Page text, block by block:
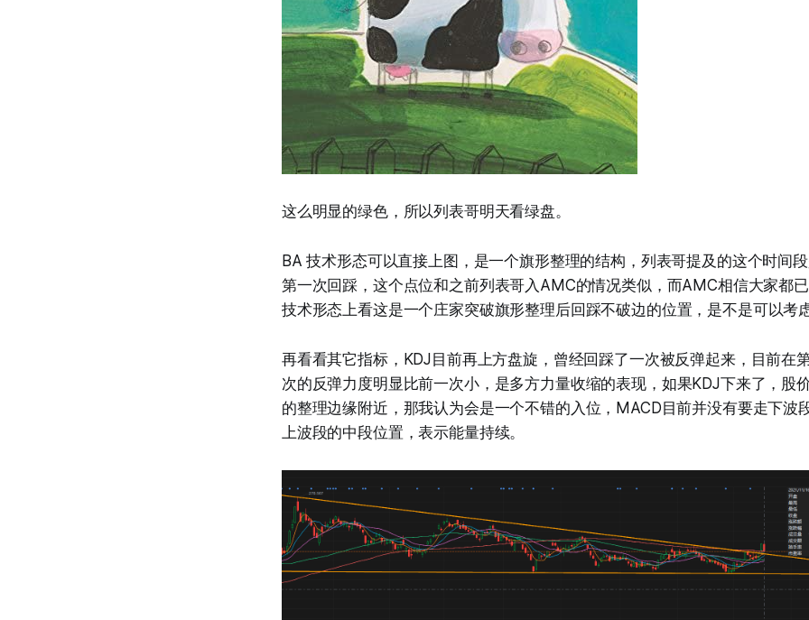
这么明显的绿色，所以列表哥明天看绿盘。
BA 技术形态可以直接上图，是一个旗形整理的结构，列表哥提及的这个时间
第一次回踩，这个点位和之前列表哥入AMC的情况类似，而AMC相信大家都
技术形态上看这是一个庄家突破旗形整理后回踩不破边的位置，是不是可以考
再看看其它指标，KDJ目前再上方盘旋，曾经回踩了一次被反弹起来，目前在
次的反弹力度明显比前一次小，是多方力量收缩的表现，如果KDJ下来了，股
的整理边缘附近，那我认为会是一个不错的入位，MACD目前并没有要走下波
上波段的中段位置，表示能量持续。